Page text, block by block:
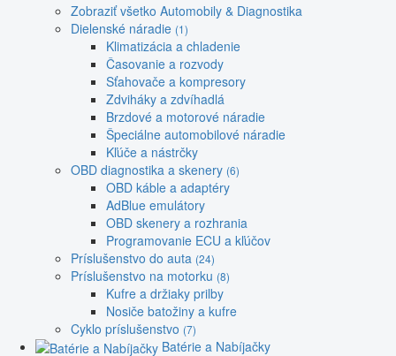
Zobraziť všetko Automobily & Diagnostika
Dielenské náradie (1)
Klimatizácia a chladenie
Časovanie a rozvody
Sťahovače a kompresory
Zdviháky a zdvíhadlá
Brzdové a motorové náradie
Špeciálne automobilové náradie
Kľúče a nástrčky
OBD diagnostika a skenery (6)
OBD káble a adaptéry
AdBlue emulátory
OBD skenery a rozhrania
Programovanie ECU a kľúčov
Príslušenstvo do auta (24)
Príslušenstvo na motorku (8)
Kufre a držiaky prilby
Nosiče batožiny a kufre
Cyklo príslušenstvo (7)
Batérie a Nabíjačky